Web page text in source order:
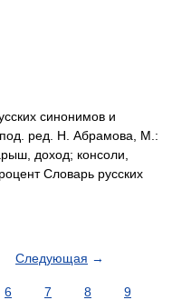
синонимов и
ред. Н. Абрамова, М.:
доход; консоли,
Словарь русских
Следующая →
6 7 8
9